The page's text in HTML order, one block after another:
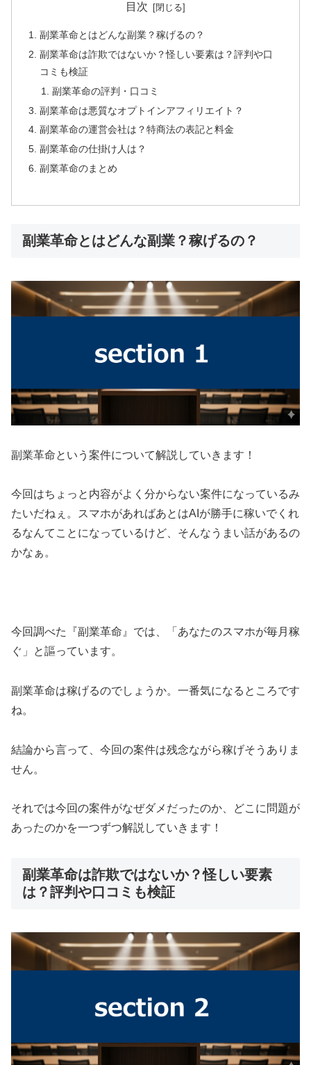
目次
副業革命とはどんな副業？稼げるの？
副業革命は詐欺ではないか？怪しい要素は？評判や口
コミも検証
副業革命の評判・口コミ
副業革命は悪質なオプトインアフィリエイト？
副業革命の運営会社は？特商法の表記と料金
副業革命の仕掛け人は？
副業革命のまとめ
副業革命とはどんな副業？稼げるの？
副業革命という案件について解説していきます！
今回はちょっと内容がよく分からない案件になっているみ
たいだねぇ。スマホがあればあとはAIが勝手に稼いでくれ
るなんてことになっているけど、そんなうまい話があるの
かなぁ。
今回調べた『副業革命』では、
「あなたのスマホが毎月稼
ぐ」
と謳っています。
副業革命は稼げるのでしょうか。一番気になるところです
ね。
結論から言って、 今回の案件は残念ながら稼げそうありま
せん。
それでは今回の案件がなぜダメだったのか、どこに問題が
あったのかを一つずつ解説していきます！
副業革命は詐欺ではないか？怪しい要素
は？評判や口コミも検証